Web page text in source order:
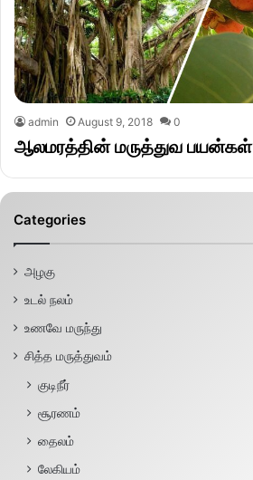
admin August 9, 2018 0
ஆலமரத்தின் மருத்துவ பயன்கள்
Categories
அழகு
உடல் நலம்
உணவே மருந்து
சித்த மருத்துவம்
குடிநீர்
சூரணம்
தைலம்
லேகியம்